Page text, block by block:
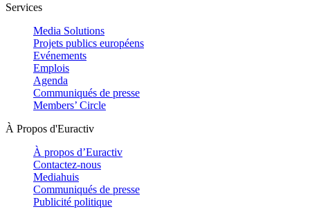
Services
Media Solutions
Projets publics européens
Evénements
Emplois
Agenda
Communiqués de presse
Members’ Circle
À Propos d'Euractiv
À propos d’Euractiv
Contactez-nous
Mediahuis
Communiqués de presse
Publicité politique